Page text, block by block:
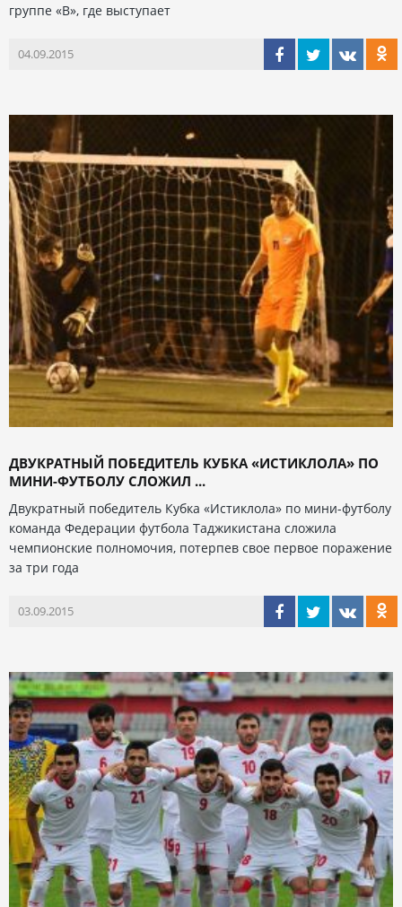
группе «В», где выступает
04.09.2015
ДВУКРАТНЫЙ ПОБЕДИТЕЛЬ КУБКА «ИСТИКЛОЛА» ПО
МИНИ-ФУТБОЛУ СЛОЖИЛ ...
Двукратный победитель Кубка «Истиклола» по мини-футболу
команда Федерации футбола Таджикистана сложила
чемпионские полномочия, потерпев свое первое поражение
за три года
03.09.2015